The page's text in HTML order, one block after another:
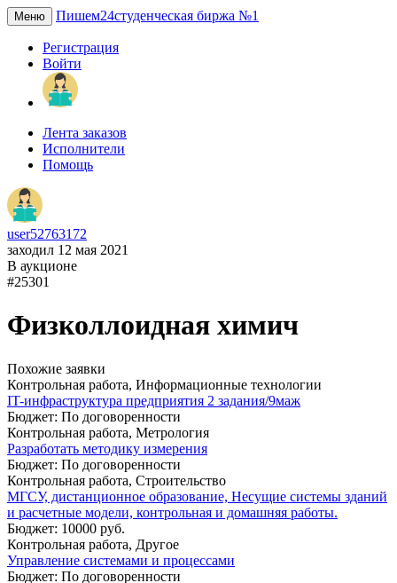
Меню Пишем24студенческая биржа №1
Регистрация
Войти
Лента заказов
Исполнители
Помощь
user52763172
заходил 12 мая 2021
В аукционе
#25301
Физколлоидная химич
Похожие заявки
Контрольная работа, Информационные технологии
IT-инфраструктура предприятия 2 задания/9маж
Бюджет: По договоренности
Контрольная работа, Метрология
Разработать методику измерения
Бюджет: По договоренности
Контрольная работа, Строительство
МГСУ, дистанционное образование, Несущие системы зданий
и расчетные модели, контрольная и домашняя работы.
Бюджет: 10000 руб.
Контрольная работа, Другое
Управление системами и процессами
Бюджет: По договоренности